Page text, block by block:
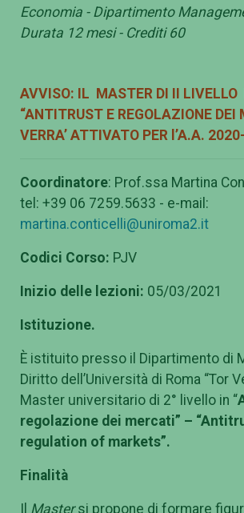
Economia - Dipartimento
Durata 12 mesi - Crediti 60
AVVISO: IL MASTER DI II LIVELLO
“ANTITRUST E REGOLAZIONE DEI
VERRA’ ATTIVATO PER l’A.A.
Coordinatore: Prof.ssa Martina
tel: +39 06 7259.5633 - e-mail:
martina.conticelli@uniroma2.it
Codici Corso: PJV
Inizio delle lezioni: 05/03/2021
Istituzione.
È istituito presso il Dipartimento di
Diritto dell’Università di Roma “Tor
Master universitario di 2° livello in “
regolazione dei mercati” –
regulation of markets”.
Finalità
Il Mastersi propone di formare